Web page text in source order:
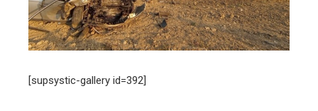
[supsystic-gallery id=392]